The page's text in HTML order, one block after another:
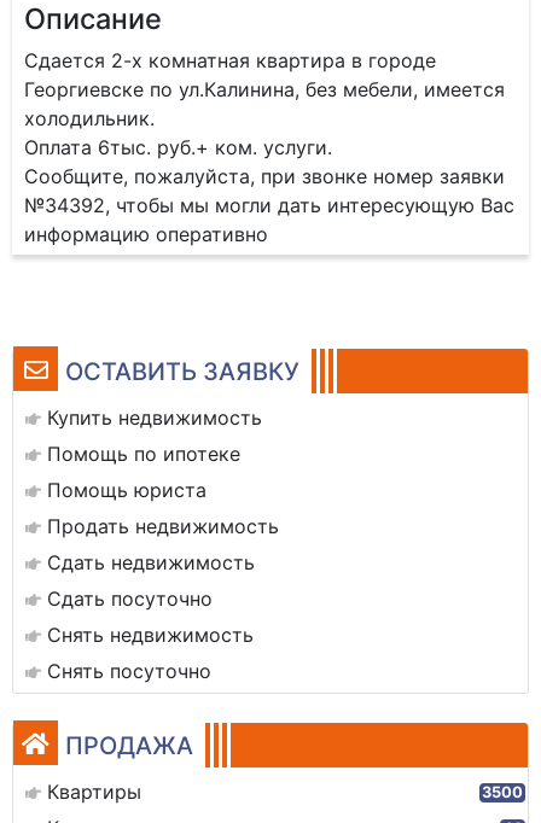
ОСТАВИТЬ ЗАЯВКУ
Купить недвижимость
Помощь по ипотеке
Помощь юриста
Продать недвижимость
Сдать недвижимость
Сдать посуточно
Снять недвижимость
Снять посуточно
ПРОДАЖА
Квартиры 3500
Описание
Сдается 2-х комнатная квартира в городе
Георгиевске по ул.Калинина, без мебели, имеется
холодильник.
Оплата 6тыс. руб.+ ком. услуги.
Сообщите, пожалуйста, при звонке номер заявки
№34392, чтобы мы могли дать интересующую Вас
информацию оперативно